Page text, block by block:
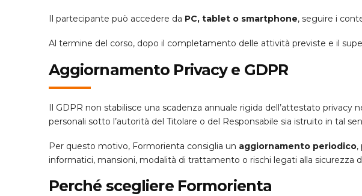
Il partecipante può accedere da PC, tablet o smartphone, seguire i
Al termine del corso, dopo il completamento delle attività previste e il
Aggiornamento Privacy e GDPR
Il GDPR non stabilisce una scadenza annuale rigida dell’attestato
personali sotto l’autorità del Titolare o del Responsabile sia istruito in tal
Per questo motivo, Formorienta consiglia un aggiornamento periodico,
informatici, mansioni, modalità di trattamento o rischi legati alla sicurezza
Perché scegliere Formorienta